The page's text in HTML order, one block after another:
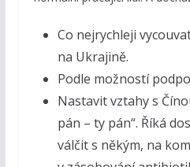
Co nejrychleji
na Ukrajině.
Podle možností
Nastavit vztahy s
pán – ty pán“. Říká
válčit s někým, na